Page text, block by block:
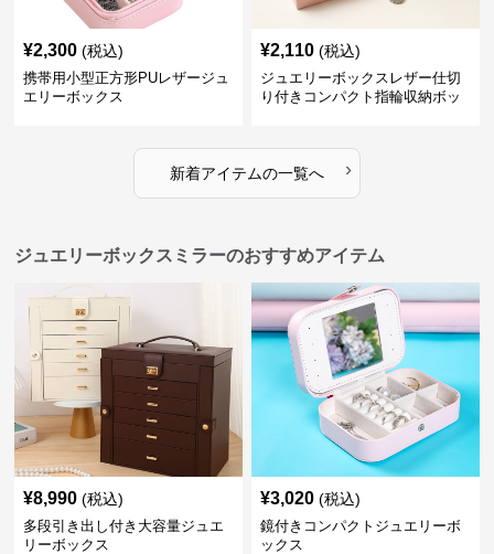
¥2,300 (税込)
携帯用小型正方形PUレザージュ
エリーボックス
¥2,110 (税込)
ジュエリーボックスレザー仕切
り付きコンパクト指輪収納ボッ
新着アイテムの一覧へ ›
ジュエリーボックスミラーのおすすめアイテム
¥8,990 (税込)
多段引き出し付き大容量ジュエ
リーボックス
¥3,020 (税込)
鏡付きコンパクトジュエリーボ
ックス